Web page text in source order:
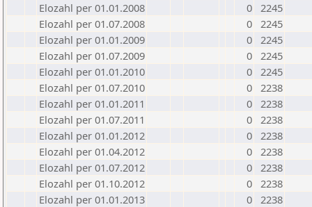
Elozahl per 01.01.2008
0 2245
Elozahl per 01.07.2008
0 2245
Elozahl per 01.01.2009
0 2245
Elozahl per 01.07.2009
0 2245
Elozahl per 01.01.2010
0 2245
Elozahl per 01.07.2010
0 2238
Elozahl per 01.01.2011
0 2238
Elozahl per 01.07.2011
0 2238
Elozahl per 01.01.2012
0 2238
Elozahl per 01.04.2012
0 2238
Elozahl per 01.07.2012
0 2238
Elozahl per 01.10.2012
0 2238
Elozahl per 01.01.2013
0 2238